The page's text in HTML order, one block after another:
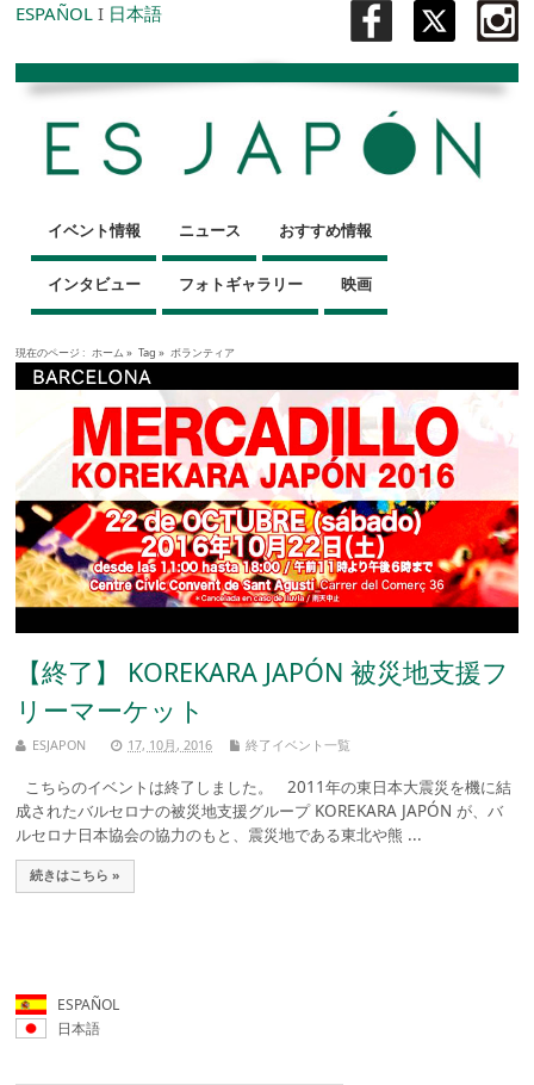
ESPAÑOL I 日本語
イベント情報 ニュース おすすめ情報
インタビュー フォトギャラリー 映画
現在のページ : ホーム » Tag » ボランティア
【終了】 KOREKARA JAPÓN 被災地支援フ
リーマーケット
ESJAPON 17, 10月, 2016 終了イベント一覧
こちらのイベントは終了しました。 2011年の東日本大震災を機に結
成されたバルセロナの被災地支援グループ KOREKARA JAPÓN が、バ
ルセロナ日本協会の協力のもと、震災地である東北や熊 ...
続きはこちら »
ESPAÑOL
日本語